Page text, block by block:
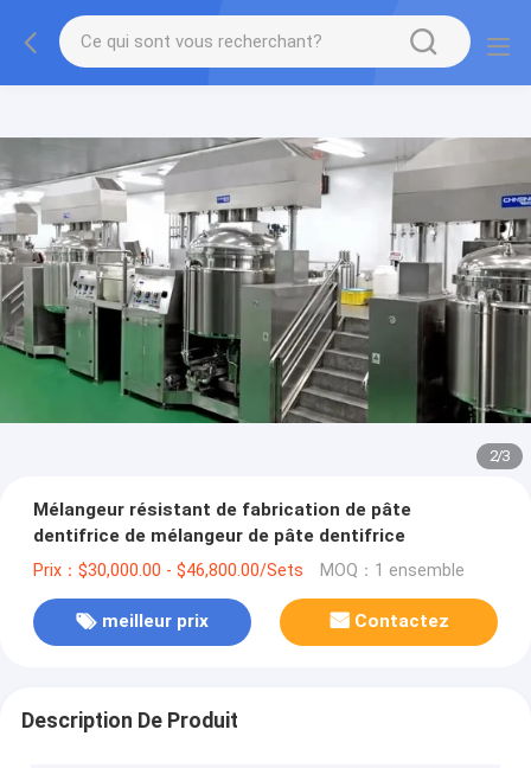
2/3
Mélangeur résistant de fabrication de pâte
dentifrice de mélangeur de pâte dentifrice
Prix：$30,000.00 - $46,800.00/Sets MOQ：1 ensemble
meilleur prix Contactez
Description De Produit